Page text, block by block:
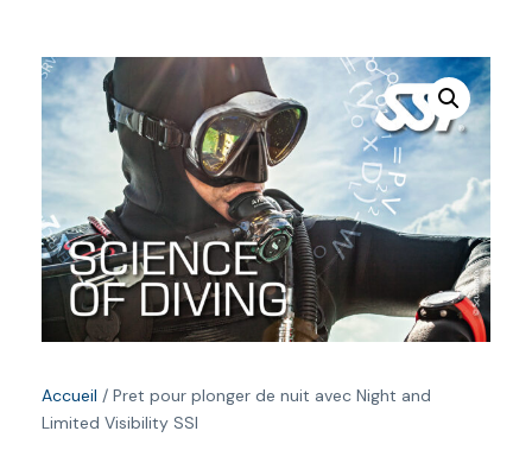
Accueil / Pret pour plonger de nuit avec Night and
Limited Visibility SSI